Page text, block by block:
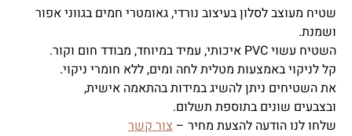
שטיח מעוצב לסלון בעיצוב נורדי, גאומטרי חמים בגווני אפור
ושמנת.
השטיח עשוי PVC איכותי, עמיד במיוחד, מבודד חום וקור.
קל לניקוי באמצעות מטלית לחה ומים, ללא חומרי ניקוי.
את השטיחים ניתן להשיג במידות בהתאמה אישית,
ובצבעים שונים בתוספת תשלום.
שלחו לנו הודעה להצעת מחיר – צור קשר